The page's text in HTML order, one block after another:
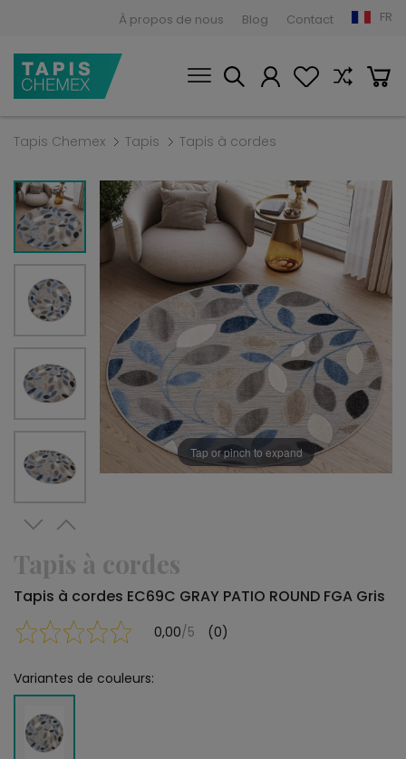
À propos de nous Blog Contact FR
Tapis Chemex Tapis Tapis à cordes
Tap or pinch to expand
Tapis à cordes
Tapis à cordes EC69C GRAY PATIO ROUND FGA Gris
0,00/5 (0)
Variantes de couleurs: